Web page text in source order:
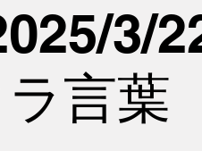
3/
言葉